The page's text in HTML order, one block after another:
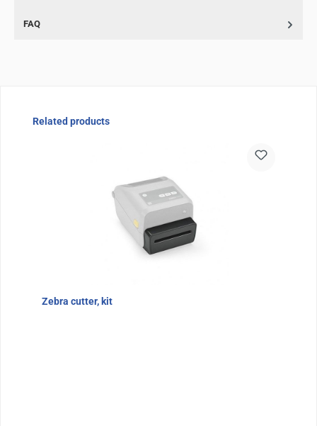
FAQ
Sla de afbeeldingengalerij over
Related products
Zebra cutter, kit